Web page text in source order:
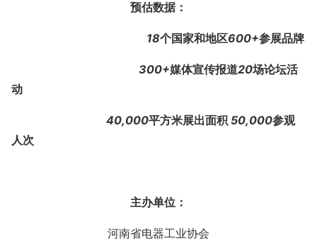
预估数据：
18个国家和地区600+参展品牌
300+媒体宣传报道20场论坛活
动
40,000平方米展出面积 50,000参观
人次
主办单位 ：
河南省电器工业协会